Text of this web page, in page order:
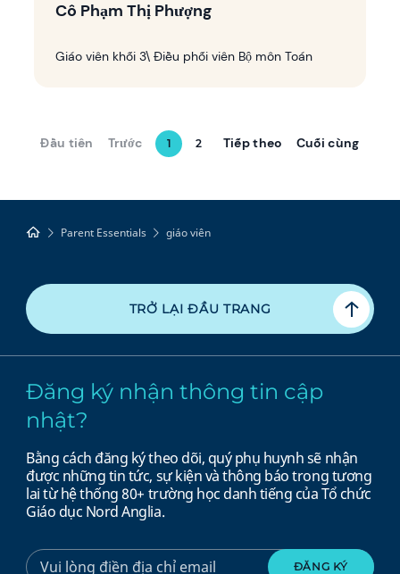
Cô Phạm Thị Phượng
Giáo viên khối 3\ Điều phối viên Bộ môn Toán
Đầu tiên Trước 1 2 Tiếp theo Cuối cùng
Parent Essentials giáo viên
TRỞ LẠI ĐẦU TRANG
Đăng ký nhận thông tin cập
nhật?
Bằng cách đăng ký theo dõi, quý phụ huynh sẽ nhận
được những tin tức, sự kiện và thông báo trong tương
lai từ hệ thống 80+ trường học danh tiếng của Tổ chức
Giáo dục Nord Anglia.